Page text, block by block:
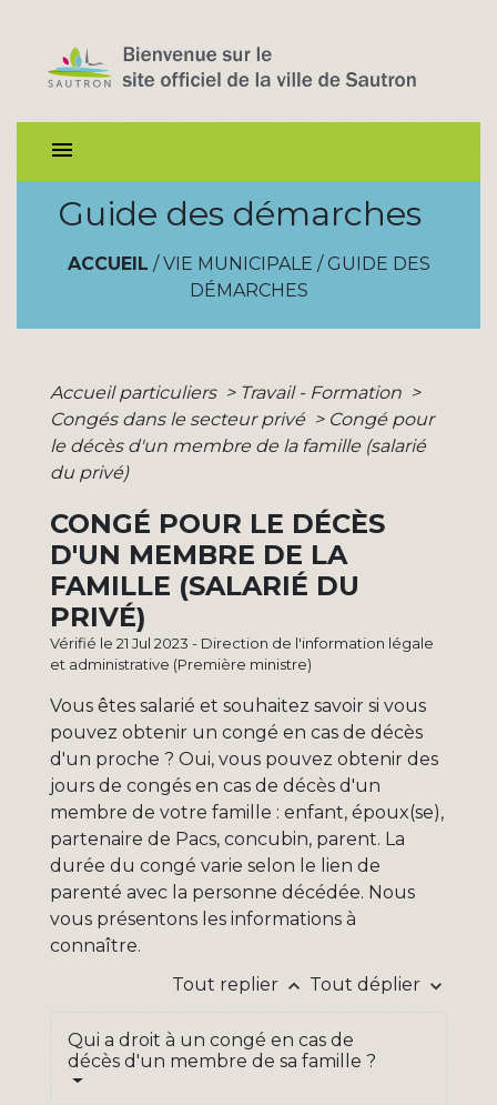
menu
Guide des démarches
ACCUEIL / VIE MUNICIPALE / GUIDE DES
DÉMARCHES
Accueil particuliers > Travail - Formation >
Congés dans le secteur privé > Congé pour
le décès d'un membre de la famille (salarié
du privé)
CONGÉ POUR LE DÉCÈS
D'UN MEMBRE DE LA
FAMILLE (SALARIÉ DU
PRIVÉ)
Vérifié le 21 Jul 2023 - Direction de l'information légale
et administrative (Première ministre)
Vous êtes salarié et souhaitez savoir si vous
pouvez obtenir un congé en cas de décès
d'un proche ? Oui, vous pouvez obtenir des
jours de congés en cas de décès d'un
membre de votre famille : enfant, époux(se),
partenaire de Pacs, concubin, parent. La
durée du congé varie selon le lien de
parenté avec la personne décédée. Nous
vous présentons les informations à
connaître.
Tout replier keyboard_arrow_up Tout déplier keyboard_arrow_down
Qui a droit à un congé en cas de
décès d'un membre de sa famille ?